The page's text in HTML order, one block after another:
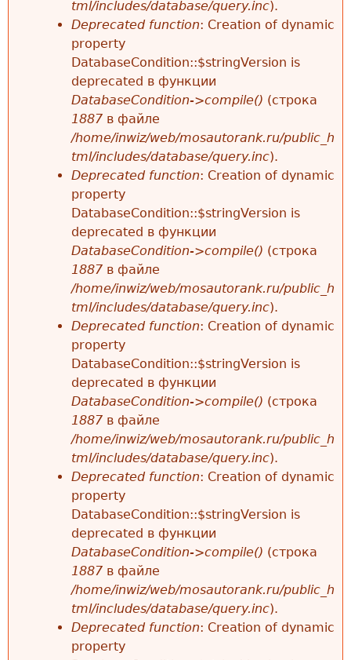
tml/includes/database/query.inc).
Deprecated function: Creation of dynamic
property
DatabaseCondition::$stringVersion is
deprecated в функции
DatabaseCondition->compile() (строка
1887 в файле
/home/inwiz/web/mosautorank.ru/public_h
tml/includes/database/query.inc).
Deprecated function: Creation of dynamic
property
DatabaseCondition::$stringVersion is
deprecated в функции
DatabaseCondition->compile() (строка
1887 в файле
/home/inwiz/web/mosautorank.ru/public_h
tml/includes/database/query.inc).
Deprecated function: Creation of dynamic
property
DatabaseCondition::$stringVersion is
deprecated в функции
DatabaseCondition->compile() (строка
1887 в файле
/home/inwiz/web/mosautorank.ru/public_h
tml/includes/database/query.inc).
Deprecated function: Creation of dynamic
property
DatabaseCondition::$stringVersion is
deprecated в функции
DatabaseCondition->compile() (строка
1887 в файле
/home/inwiz/web/mosautorank.ru/public_h
tml/includes/database/query.inc).
Deprecated function: Creation of dynamic
property